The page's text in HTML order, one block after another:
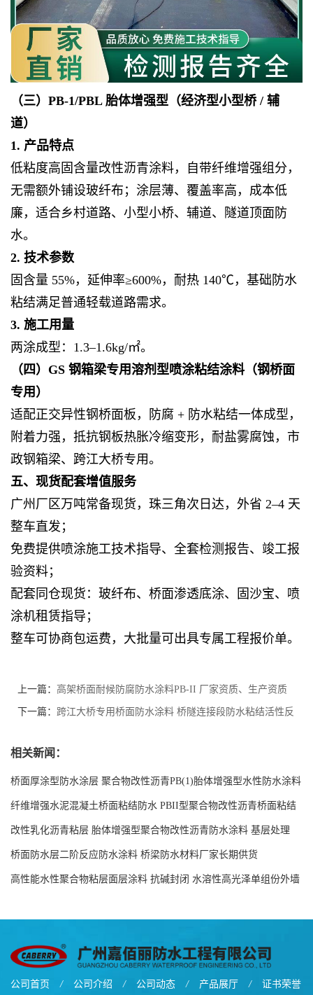
（三）PB-1/PBL 胎体增强型（经济型小型桥 / 辅
道）
1. 产品特点
低粘度高固含量改性沥青涂料，自带纤维增强组分，
无需额外铺设玻纤布；涂层薄、覆盖率高，成本低
廉，适合乡村道路、小型小桥、辅道、隧道顶面防
水。
2. 技术参数
固含量 55%，延伸率≥600%，耐热 140℃，基础防水
粘结满足普通轻载道路需求。
3. 施工用量
两涂成型：1.3–1.6kg/㎡。
（四）GS 钢箱梁专用溶剂型喷涂粘结涂料（钢桥面
专用）
适配正交异性钢桥面板，防腐 + 防水粘结一体成型，
附着力强，抵抗钢板热胀冷缩变形，耐盐雾腐蚀，市
政钢箱梁、跨江大桥专用。
五、现货配套增值服务
广州厂区万吨常备现货，珠三角次日达，外省 2–4 天
整车直发；
免费提供喷涂施工技术指导、全套检测报告、竣工报
验资料；
配套同仓现货：玻纤布、桥面渗透底涂、固沙宝、喷
涂机租赁指导；
整车可协商包运费，大批量可出具专属工程报价单。
上一篇： 高架桥面耐候防腐防水涂料PB-II 厂家资质、生产资质
下一篇： 跨江大桥专用桥面防水涂料 桥隧连接段防水粘结活性反
相关新闻：
桥面厚涂型防水涂层 聚合物改性沥青PB(1)胎体增强型水性防水涂料
现货工厂
纤维增强水泥混凝土桥面粘结防水 PBII型聚合物改性沥青桥面粘结
防水涂料源头工厂
改性乳化沥青粘层 胎体增强型聚合物改性沥青防水涂料 基层处理
剂-双层双组份环氧树脂解说
桥面防水层二阶反应防水涂料 桥梁防水材料厂家长期供货
高性能水性聚合物粘层面层涂料 抗碱封闭 水溶性高光泽单组份外墙
公司首页 / 公司介绍 / 公司动态 / 产品展厅 / 证书荣誉